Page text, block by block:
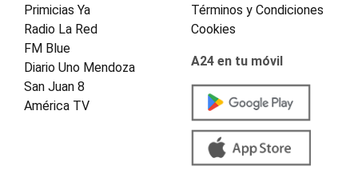
Primicias Ya
Radio La Red
FM Blue
Diario Uno Mendoza
San Juan 8
América TV
Términos y Condiciones
Cookies
A24 en tu móvil